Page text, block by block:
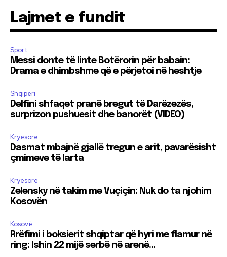
Lajmet e fundit
Sport
Messi donte të linte Botërorin për babain:
Drama e dhimbshme që e përjetoi në heshtje
Shqipëri
Delfini shfaqet pranë bregut të Darëzezës,
surprizon pushuesit dhe banorët (VIDEO)
Kryesore
Dasmat mbajnë gjallë tregun e arit, pavarësisht
çmimeve të larta
Kryesore
Zelensky në takim me Vuçiçin: Nuk do ta njohim
Kosovën
Kosovë
Rrëfimi i boksierit shqiptar që hyri me flamur në
ring: Ishin 22 mijë serbë në arenë…